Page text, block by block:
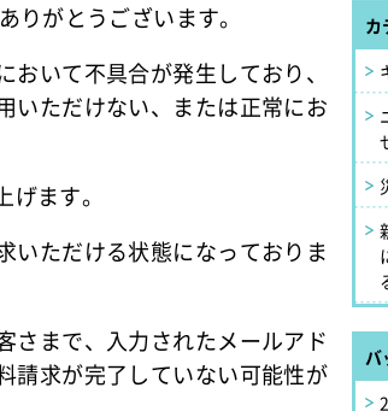
りがとうございます。
いて不具合が発生しており、
いただけない、または正常にお
ます。
いただける状態になっておりま
さまで、入力されたメールアド
請求が完了していない可能性が
カ
バ